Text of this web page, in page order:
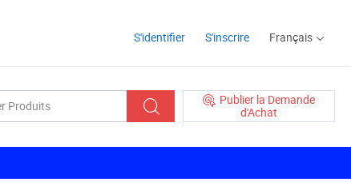
S'identifier S'inscrire Français
Publier la Demande
d'Achat